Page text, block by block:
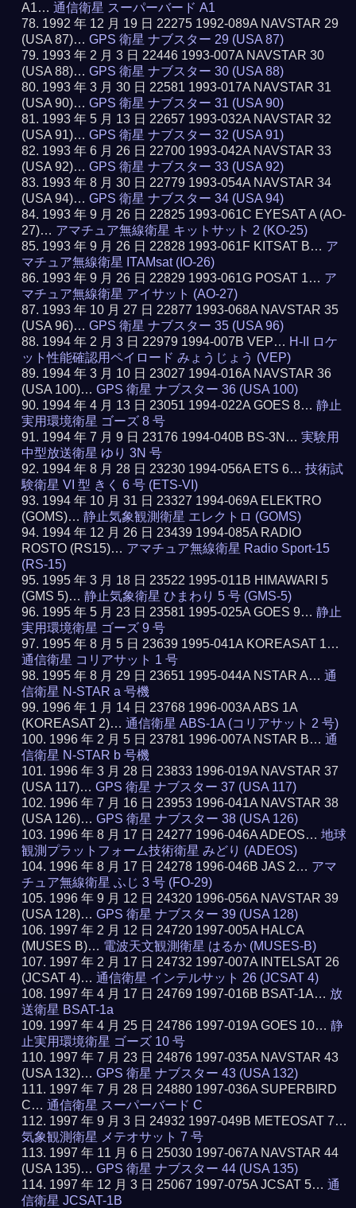
A1…通信衛星 スーパーバード A1
1992 年 12 月 19 日 22275 1992-089A NAVSTAR 29
(USA 87)…GPS 衛星 ナブスター 29 (USA 87)
1993 年 2 月 3 日 22446 1993-007A NAVSTAR 30
(USA 88)…GPS 衛星 ナブスター 30 (USA 88)
1993 年 3 月 30 日 22581 1993-017A NAVSTAR 31
(USA 90)…GPS 衛星 ナブスター 31 (USA 90)
1993 年 5 月 13 日 22657 1993-032A NAVSTAR 32
(USA 91)…GPS 衛星 ナブスター 32 (USA 91)
1993 年 6 月 26 日 22700 1993-042A NAVSTAR 33
(USA 92)…GPS 衛星 ナブスター 33 (USA 92)
1993 年 8 月 30 日 22779 1993-054A NAVSTAR 34
(USA 94)…GPS 衛星 ナブスター 34 (USA 94)
1993 年 9 月 26 日 22825 1993-061C EYESAT A (AO-
27)… アマチュア無線衛星 キットサット 2 (KO-25)
1993 年 9 月 26 日 22828 1993-061F KITSAT B… ア
マチュア無線衛星 ITAMsat (IO-26)
1993 年 9 月 26 日 22829 1993-061G POSAT 1… ア
マチュア無線衛星 アイサット (AO-27)
1993 年 10 月 27 日 22877 1993-068A NAVSTAR 35
(USA 96)…GPS 衛星 ナブスター 35 (USA 96)
1994 年 2 月 3 日 22979 1994-007B VEP… H-II ロケ
ット性能確認用ペイロード みょうじょう (VEP)
1994 年 3 月 10 日 23027 1994-016A NAVSTAR 36
(USA 100)…GPS 衛星 ナブスター 36 (USA 100)
1994 年 4 月 13 日 23051 1994-022A GOES 8…静止
実用環境衛星 ゴーズ 8 号
1994 年 7 月 9 日 23176 1994-040B BS-3N…実験用
中型放送衛星 ゆり 3N 号
1994 年 8 月 28 日 23230 1994-056A ETS 6…技術試
験衛星 VI 型 きく 6 号 (ETS-VI)
1994 年 10 月 31 日 23327 1994-069A ELEKTRO
(GOMS)…静止気象観測衛星 エレクトロ (GOMS)
1994 年 12 月 26 日 23439 1994-085A RADIO
ROSTO (RS15)… アマチュア無線衛星 Radio Sport-15
(RS-15)
1995 年 3 月 18 日 23522 1995-011B HIMAWARI 5
(GMS 5)…静止気象衛星 ひまわり 5 号 (GMS-5)
1995 年 5 月 23 日 23581 1995-025A GOES 9…静止
実用環境衛星 ゴーズ 9 号
1995 年 8 月 5 日 23639 1995-041A KOREASAT 1…
通信衛星 コリアサット 1 号
1995 年 8 月 29 日 23651 1995-044A NSTAR A…通
信衛星 N-STAR a 号機
1996 年 1 月 14 日 23768 1996-003A ABS 1A
(KOREASAT 2)…通信衛星 ABS-1A (コリアサット 2 号)
1996 年 2 月 5 日 23781 1996-007A NSTAR B…通
信衛星 N-STAR b 号機
1996 年 3 月 28 日 23833 1996-019A NAVSTAR 37
(USA 117)…GPS 衛星 ナブスター 37 (USA 117)
1996 年 7 月 16 日 23953 1996-041A NAVSTAR 38
(USA 126)…GPS 衛星 ナブスター 38 (USA 126)
1996 年 8 月 17 日 24277 1996-046A ADEOS…地球
観測プラットフォーム技術衛星 みどり (ADEOS)
1996 年 8 月 17 日 24278 1996-046B JAS 2… アマ
チュア無線衛星 ふじ 3 号 (FO-29)
1996 年 9 月 12 日 24320 1996-056A NAVSTAR 39
(USA 128)…GPS 衛星 ナブスター 39 (USA 128)
1997 年 2 月 12 日 24720 1997-005A HALCA
(MUSES B)… 電波天文観測衛星 はるか (MUSES-B)
1997 年 2 月 17 日 24732 1997-007A INTELSAT 26
(JCSAT 4)…通信衛星 インテルサット 26 (JCSAT 4)
1997 年 4 月 17 日 24769 1997-016B BSAT-1A… 放
送衛星 BSAT-1a
1997 年 4 月 25 日 24786 1997-019A GOES 10…静
止実用環境衛星 ゴーズ 10 号
1997 年 7 月 23 日 24876 1997-035A NAVSTAR 43
(USA 132)…GPS 衛星 ナブスター 43 (USA 132)
1997 年 7 月 28 日 24880 1997-036A SUPERBIRD
C…通信衛星 スーパーバード C
1997 年 9 月 3 日 24932 1997-049B METEOSAT 7…
気象観測衛星 メテオサット 7 号
1997 年 11 月 6 日 25030 1997-067A NAVSTAR 44
(USA 135)…GPS 衛星 ナブスター 44 (USA 135)
1997 年 12 月 3 日 25067 1997-075A JCSAT 5…通
信衛星 JCSAT-1B